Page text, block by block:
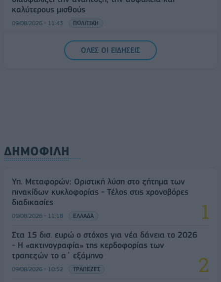
καλύτερους μισθούς
09/08/2026 - 11:43 ΠΟΛΙΤΙΚΗ
Υπ. Μεταφορών: Οριστική λύση στο ζήτημα των
πινακίδων κυκλοφορίας - Τέλος στις χρονοβόρες
ΟΛΕΣ ΟΙ ΕΙΔΗΣΕΙΣ
ΔΗΜΟΦΙΛΗ
Υπ. Μεταφορών: Οριστική λύση στο ζήτημα των
πινακίδων κυκλοφορίας - Τέλος στις χρονοβόρες
διαδικασίες
09/08/2026 - 11:18 ΕΛΛΑΔΑ
Στα 15 δισ. ευρώ ο στόχος για νέα δάνεια το 2026
- Η «ακτινογραφία» της κερδοφορίας των
τραπεζών το α΄ εξάμηνο
09/08/2026 - 10:52 ΤΡΑΠΕΖΕΣ